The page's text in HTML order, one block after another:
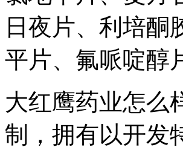
日夜片、利培酮
平片、氟哌啶醇
大红鹰药业怎么
制，拥有以开发